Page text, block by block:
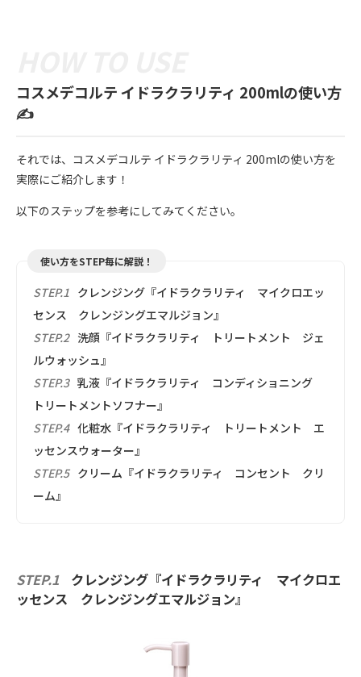
コスメデコルテ イドラクラリティ 200mlの使い方
✍️
それでは、コスメデコルテ イドラクラリティ 200mlの使い方を
実際にご紹介します！
以下のステップを参考にしてみてください。
使い方をSTEP毎に解説！
STEP.1 クレンジング『イドラクラリティ マイクロエッ
センス クレンジングエマルジョン』
STEP.2 洗顔『イドラクラリティ トリートメント ジェ
ルウォッシュ』
STEP.3 乳液『イドラクラリティ コンディショニング
トリートメントソフナー』
STEP.4 化粧水『イドラクラリティ トリートメント エ
ッセンスウォーター』
STEP.5 クリーム『イドラクラリティ コンセント クリ
ーム』
STEP.1
クレンジング『イドラクラリティ マイクロエ
ッセンス クレンジングエマルジョン』